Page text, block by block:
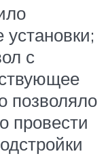
с
позволяло
провести